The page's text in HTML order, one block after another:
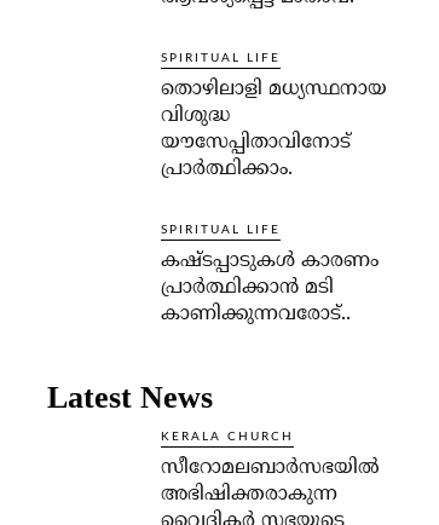
SPIRITUAL LIFE
തൊഴിലാളി മധ്യസ്ഥനായ
വിശുദ്ധ
യൗസേപ്പിതാവിനോട്
പ്രാര്‍ത്ഥിക്കാം.
SPIRITUAL LIFE
കഷ്ടപ്പാടുകള്‍ കാരണം
പ്രാര്‍ത്ഥിക്കാന്‍ മടി
കാണിക്കുന്നവരോട്..
Latest News
KERALA CHURCH
സീറോമലബാർസഭയിൽ
അഭിഷിക്തരാകുന്ന